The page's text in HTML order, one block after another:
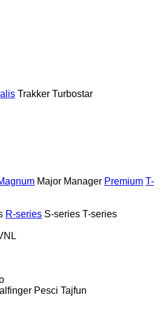
Trakker Turbostar
Major Manager Premium T-
R-series S-series T-series
Pesci Tajfun